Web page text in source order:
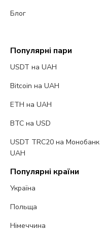
Блог
Популярні пари
USDT на UAH
Bitcoin на UAH
ETH на UAH
BTC на USD
USDT TRC20 на Монобанк
UAH
Популярні країни
Україна
Польща
Німеччина